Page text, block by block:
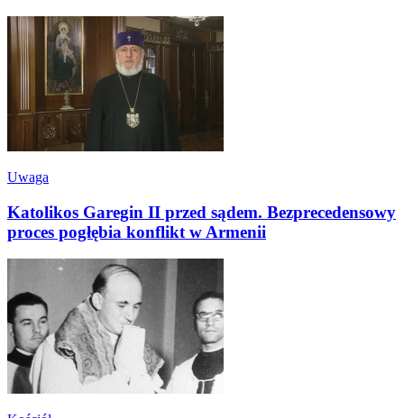
Uwaga
Katolikos Garegin II przed sądem. Bezprecedensowy
proces pogłębia konflikt w Armenii